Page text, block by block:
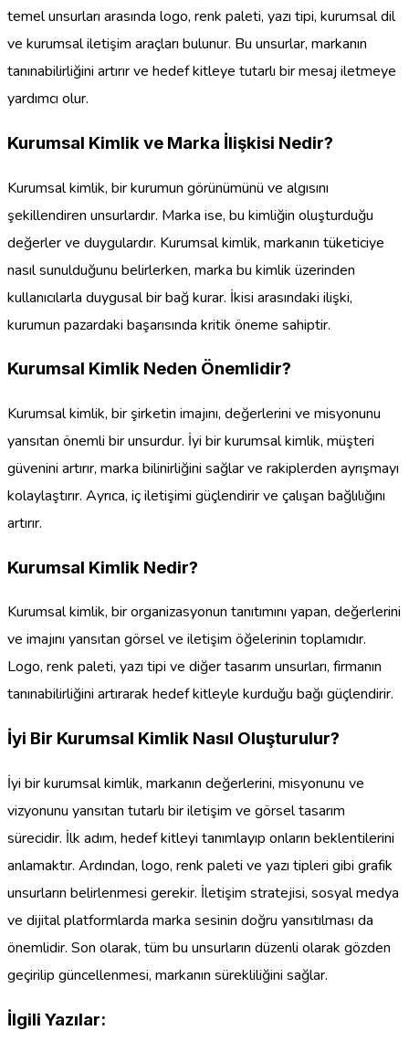
temel unsurları arasında logo, renk paleti, yazı tipi, kurumsal dil
ve kurumsal iletişim araçları bulunur. Bu unsurlar, markanın
tanınabilirliğini artırır ve hedef kitleye tutarlı bir mesaj iletmeye
yardımcı olur.
Kurumsal Kimlik ve Marka İlişkisi Nedir?
Kurumsal kimlik, bir kurumun görünümünü ve algısını
şekillendiren unsurlardır. Marka ise, bu kimliğin oluşturduğu
değerler ve duygulardır. Kurumsal kimlik, markanın tüketiciye
nasıl sunulduğunu belirlerken, marka bu kimlik üzerinden
kullanıcılarla duygusal bir bağ kurar. İkisi arasındaki ilişki,
kurumun pazardaki başarısında kritik öneme sahiptir.
Kurumsal Kimlik Neden Önemlidir?
Kurumsal kimlik, bir şirketin imajını, değerlerini ve misyonunu
yansıtan önemli bir unsurdur. İyi bir kurumsal kimlik, müşteri
güvenini artırır, marka bilinirliğini sağlar ve rakiplerden ayrışmayı
kolaylaştırır. Ayrıca, iç iletişimi güçlendirir ve çalışan bağlılığını
artırır.
Kurumsal Kimlik Nedir?
Kurumsal kimlik, bir organizasyonun tanıtımını yapan, değerlerini
ve imajını yansıtan görsel ve iletişim öğelerinin toplamıdır.
Logo, renk paleti, yazı tipi ve diğer tasarım unsurları, firmanın
tanınabilirliğini artırarak hedef kitleyle kurduğu bağı güçlendirir.
İyi Bir Kurumsal Kimlik Nasıl Oluşturulur?
İyi bir kurumsal kimlik, markanın değerlerini, misyonunu ve
vizyonunu yansıtan tutarlı bir iletişim ve görsel tasarım
sürecidir. İlk adım, hedef kitleyi tanımlayıp onların beklentilerini
anlamaktır. Ardından, logo, renk paleti ve yazı tipleri gibi grafik
unsurların belirlenmesi gerekir. İletişim stratejisi, sosyal medya
ve dijital platformlarda marka sesinin doğru yansıtılması da
önemlidir. Son olarak, tüm bu unsurların düzenli olarak gözden
geçirilip güncellenmesi, markanın sürekliliğini sağlar.
İlgili Yazılar: